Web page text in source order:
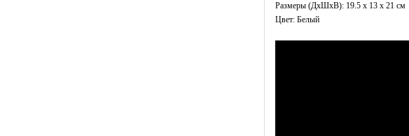
Размеры (ДxШхВ): 19.5 x 13 x 21 см
Цвет: Белый